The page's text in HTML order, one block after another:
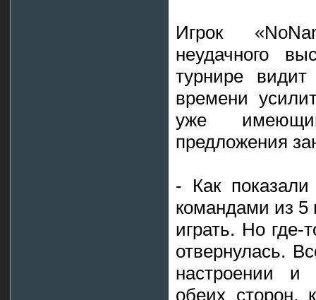
Игрок
неудачного
турнире
времени
уже
предложения
- Как
командами из 5
играть. Но где-
отвернулась.
настроении и
обеих сторон,